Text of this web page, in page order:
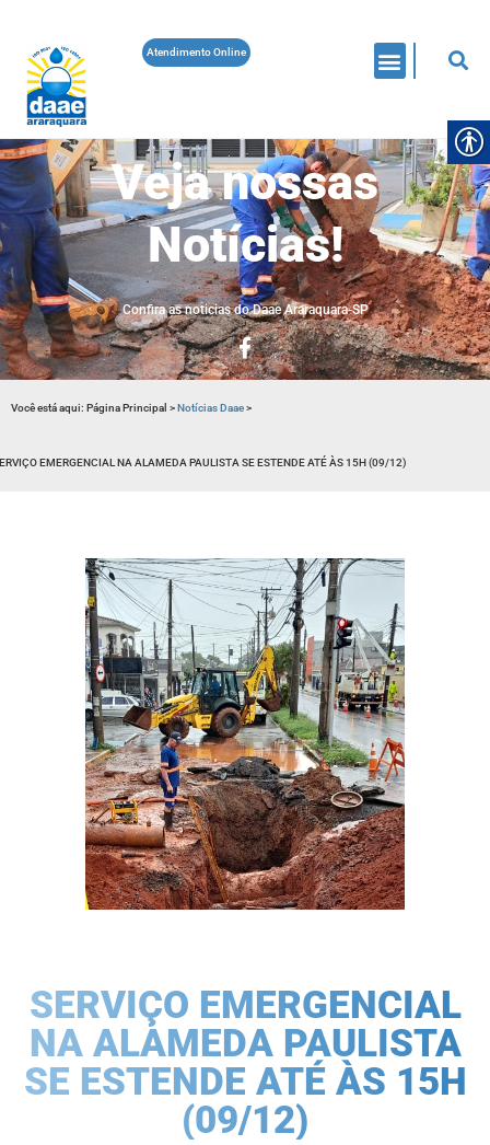
Atendimento Online
Veja nossas
Notícias!
Confira as noticias do Daae Araraquara-SP
Você está aqui: Página Principal >Notícias Daae>
EMERGENCIAL NA ALAMEDA PAULISTA SE ESTENDE ATÉ ÀS 15H (09/12)
SERVIÇO EMERGENCIAL
NA ALAMEDA PAULISTA
SE ESTENDE ATÉ ÀS 15H
(09/12)